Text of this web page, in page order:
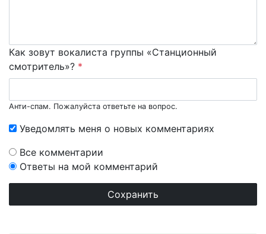
Как зовут вокалиста группы «Станционный
смотритель»? *
Анти-спам. Пожалуйста ответьте на вопрос.
Уведомлять меня о новых комментариях
Все комментарии
Ответы на мой комментарий